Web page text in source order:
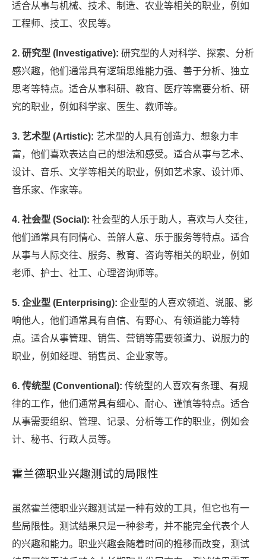
适合从事与机械、技术、制造、农业等相关的职业，例如
工程师、技工、农民等。
2. 研究型 (Investigative): 研究型的人对科学、探索、分析
感兴趣，他们通常具有逻辑思维能力强、善于分析、独立
思考等特点。适合从事科研、教育、医疗等需要分析、研
究的职业，例如科学家、医生、教师等。
3. 艺术型 (Artistic): 艺术型的人具有创造力、想象力丰
富，他们喜欢表达自己的想法和感受。适合从事与艺术、
设计、音乐、文学等相关的职业，例如艺术家、设计师、
音乐家、作家等。
4. 社会型 (Social): 社会型的人乐于助人，喜欢与人交往，
他们通常具有同情心、善解人意、乐于服务等特点。适合
从事与人际交往、服务、教育、咨询等相关的职业，例如
老师、护士、社工、心理咨询师等。
5. 企业型 (Enterprising): 企业型的人喜欢领道、说服、影
响他人，他们通常具有自信、有野心、有领道能力等特
点。适合从事管理、销售、营销等需要领道力、说服力的
职业，例如经理、销售员、企业家等。
6. 传统型 (Conventional): 传统型的人喜欢有条理、有规
律的工作，他们通常具有细心、耐心、谨慎等特点。适合
从事需要组织、管理、记录、分析等工作的职业，例如会
计、秘书、行政人员等。
霍兰德职业兴趣测试的局限性
虽然霍兰德职业兴趣测试是一种有效的工具，但它也有一
些局限性。测试结果只是一种参考，并不能完全代表个人
的兴趣和能力。职业兴趣会随着时间的推移而改变，测试